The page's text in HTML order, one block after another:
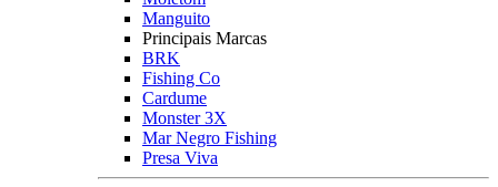
Manguito
Principais Marcas
BRK
Fishing Co
Cardume
Monster 3X
Mar Negro Fishing
Presa Viva